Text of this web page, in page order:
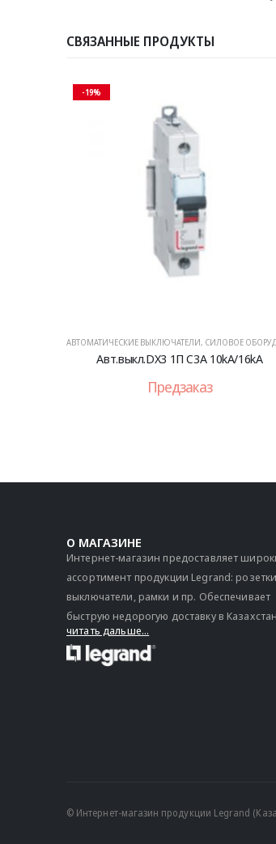
СВЯЗАННЫЕ ПРОДУКТЫ
-19%
АВТОМАТИЧЕСКИЕ ВЫКЛЮЧАТЕЛИ, СИЛОВОЕ
Авт.выкл.DX3 1П C3A 10kA/16kA
Предзаказ
О МАГАЗИНЕ
Интернет-магазин предоставляет
ассортимент продукции Legrand:
выключатели, рамки и пр. Обеспечивает
быструю недорогую доставку в
читать дальше...
© Интернет-магазин продукции Legrand